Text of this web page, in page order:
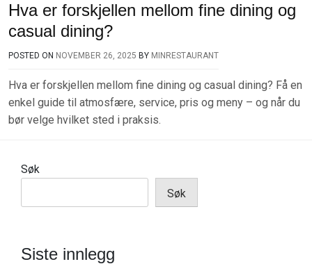
Hva er forskjellen mellom fine dining og
casual dining?
POSTED ON NOVEMBER 26, 2025 BY MINRESTAURANT
Hva er forskjellen mellom fine dining og casual dining? Få en
enkel guide til atmosfære, service, pris og meny – og når du
bør velge hvilket sted i praksis.
Søk
Søk
Siste innlegg